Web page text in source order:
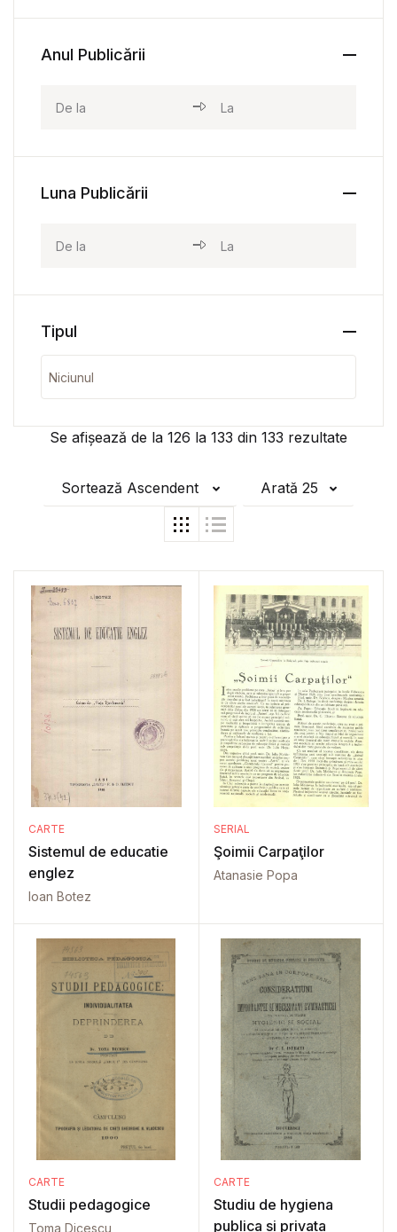
Se afișează de la 126 la 133 din 133 rezultate
Sortează Ascendent Arată 25
CARTE
Sistemul de educatie
englez
Ioan Botez
SERIAL
Şoimii Carpaţilor
Atanasie Popa
CARTE
Studii pedagogice
Toma Dicescu
CARTE
Studiu de hygiena
publica si privata
Anul Publicării
Luna Publicării
Tipul